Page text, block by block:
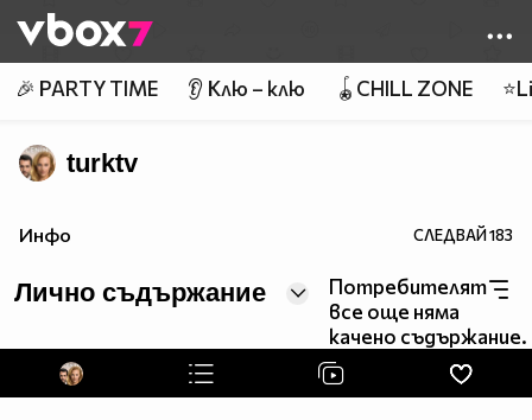
👾
🎉 PARTY TIME 👂 Клю – клю 🪀CHILL ZONE
turktv
Инфо СЛЕДВАЙ183
Лично съдържание
Потребителят
все още няма
качено съдържание.